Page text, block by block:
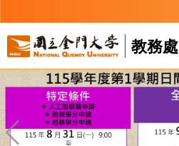
到
主
要
內
區
教務處